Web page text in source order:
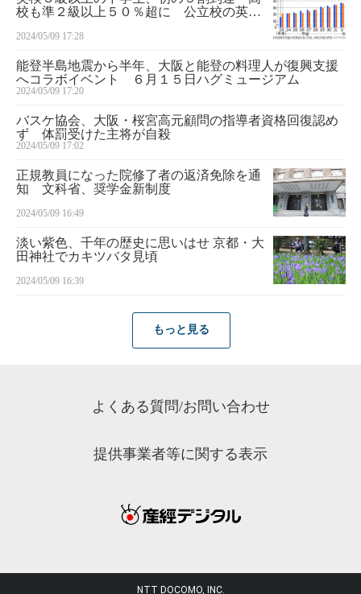
校も準２級以上５０％超に 公立校の英語
2024/05/09 17:28
能登半島地震から半年、大阪と能登の料理人が復興支援
へコラボイベント ６月１５日ハグミュージアム
2024/05/09 17:20
バスケ協会、大阪・桜宮高元顧問の指導者資格回復認め
ず 体罰受けた主将が自殺
2024/05/09 17:02
正規教員になった院修了者の返済免除を通
知 文科省、奨学金新制度
2024/05/09 16:49
淡い紫色、千年の歴史に思いはせ 京都・大
田神社でカキツバタ見頃
2024/05/09 16:39
もっと見る
よくある質問/お問い合わせ
提供事業者等に関する表示
NTT DOCOMO, INC.